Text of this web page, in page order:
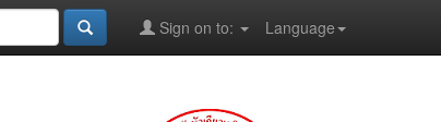
Language
Sign on to: